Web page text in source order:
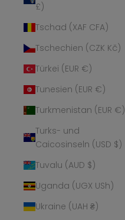
£)
Tschad (XAF CFA)
Tschechien (CZK Kč)
Türkei (EUR €)
Tunesien (EUR €)
Turkmenistan (EUR €)
Turks- und
Caicosinseln (USD $)
Tuvalu (AUD $)
Uganda (UGX USh)
Ukraine (UAH ₴)